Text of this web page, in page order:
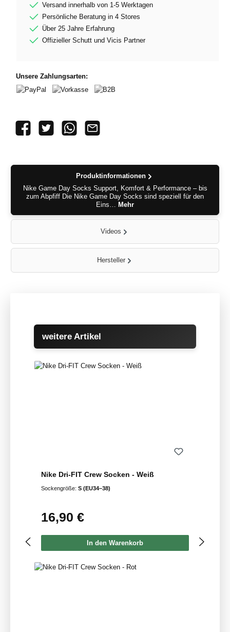
Versand innerhalb von 1-5 Werktagen
Persönliche Beratung in 4 Stores
Über 25 Jahre Erfahrung
Offizieller Schutt und Vicis Partner
Unsere Zahlungsarten:
Produktinformationen
Nike Game Day Socks Support, Komfort & Performance – bis
zum Abpfiff Die Nike Game Day Socks sind speziell für den
Eins… Mehr
Videos
Hersteller
Produktgalerie überspringen
weitere Artikel
Nike Dri-FIT Crew Socken - Weiß
Sockengröße: S (EU34–38)
Regulärer Preis:
16,90 €
In den Warenkorb